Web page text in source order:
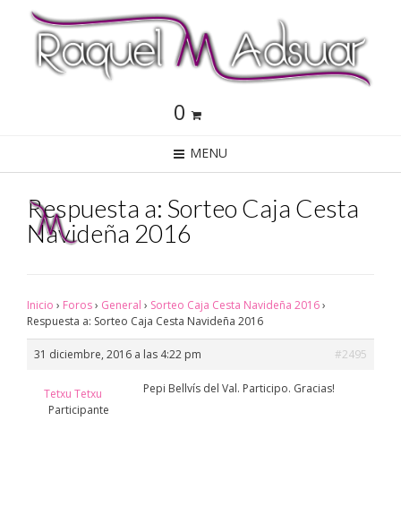
0
MENU
Respuesta a: Sorteo Caja Cesta
Navideña 2016
Inicio › Foros› General › Sorteo Caja Cesta Navideña 2016›
Respuesta a: Sorteo Caja Cesta Navideña 2016
31 diciembre, 2016 a las 4:22 pm #2495
Tetxu Tetxu
Participante
Pepi Bellvís del Val. Participo. Gracias!